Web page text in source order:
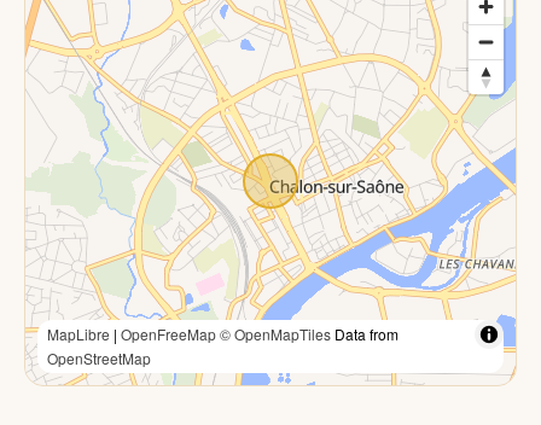
MapLibre | OpenFreeMap© OpenMapTiles Data from
OpenStreetMap